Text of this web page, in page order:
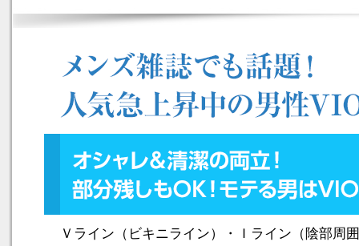
Ｖライン（ビキニライン）・Ｉライン（陰部周